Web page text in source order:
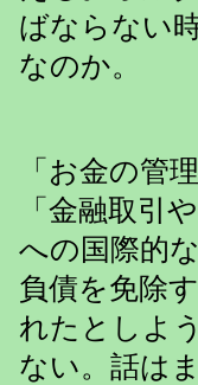
ばならない
なのか。
「お金の管
「金融取引
への国際的
負債を免除
れたとしよ
ない。話は